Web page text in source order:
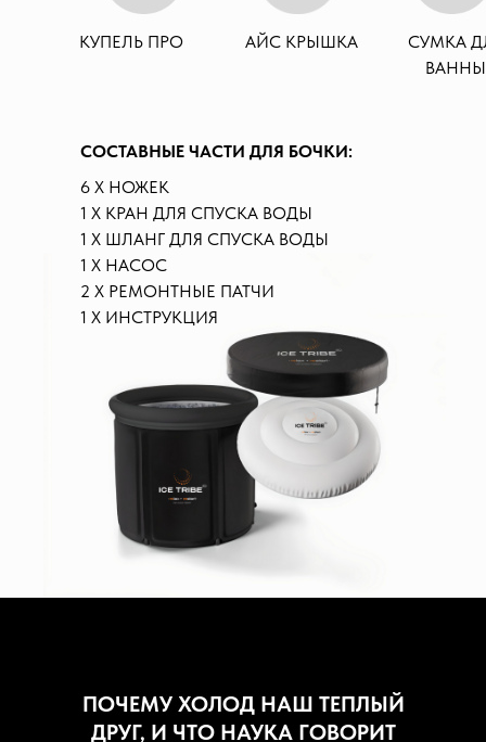
КУПЕЛЬ ПРО
СУМКА
ВАННЫ
АЙС КРЫШКА
СОСТАВНЫЕ ЧАСТИ ДЛЯ БОЧКИ:
6 Х НОЖЕК
1 Х КРАН ДЛЯ СПУСКА ВОДЫ
1 Х ШЛАНГ ДЛЯ СПУСКА ВОДЫ
1 Х НАСОС
2 Х РЕМОНТНЫЕ ПАТЧИ
1 Х ИНСТРУКЦИЯ
положительные
свидетельствует о
ПОЧЕМУ ХОЛОД НАШ ТЕПЛЫЙ
ДРУГ, И ЧТО НАУКА ГОВОРИТ